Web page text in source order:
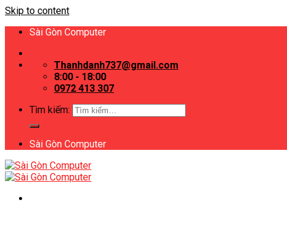
Skip to content
Sài Gòn Computer
Thanhdanh737@gmail.com
8:00 - 18:00
0972 413 307
Tìm kiếm:
Sài Gòn Computer